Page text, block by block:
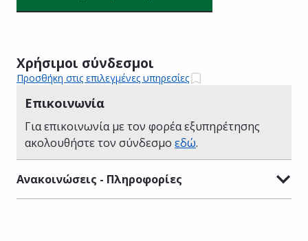
Χρήσιμοι σύνδεσμοι
Προσθήκη στις επιλεγμένες υπηρεσίες
Επικοινωνία
Για επικοινωνία με τον φορέα εξυπηρέτησης
ακολουθήστε τον σύνδεσμο εδώ.
Ανακοινώσεις - Πληροφορίες